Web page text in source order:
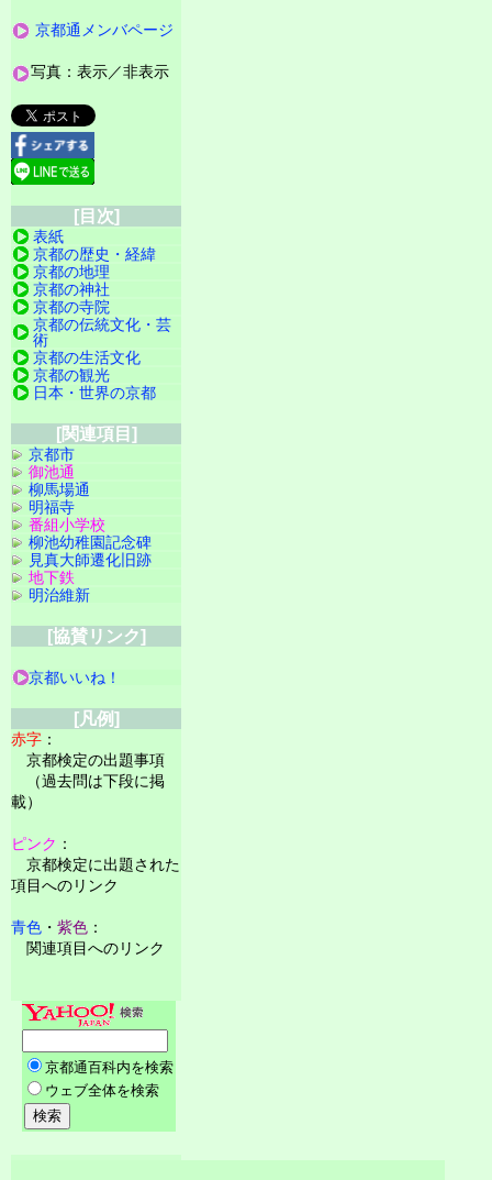
京都通メンバページ
写真：表示／非表示
[目次]
表紙
京都の歴史・経緯
京都の地理
京都の神社
京都の寺院
京都の伝統文化・芸
術
京都の生活文化
京都の観光
日本・世界の京都
[関連項目]
京都市
御池通
柳馬場通
明福寺
番組小学校
柳池幼稚園記念碑
見真大師遷化旧跡
地下鉄
明治維新
[協賛リンク]
京都いいね！
[凡例]
赤字 ：
京都検定の出題事項
（過去問は下段に掲
載）
ピンク ：
京都検定に出題された
項目へのリンク
青色 ・ 紫色 ：
関連項目へのリンク